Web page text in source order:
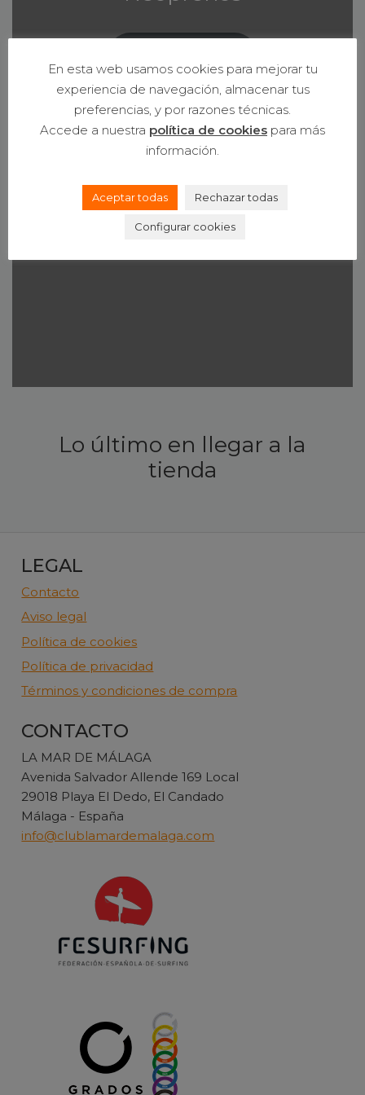
Lo último en llegar a la
tienda
LEGAL
Contacto
Aviso legal
Política de cookies
Política de privacidad
Términos y condiciones de compra
CONTACTO
LA MAR DE MÁLAGA
Avenida Salvador Allende 169 Local
29018 Playa El Dedo, El Candado
Málaga - España
info@clublamardemalaga.com
En esta web usamos cookies para mejorar tu
experiencia de navegación, almacenar tus
preferencias, y por razones técnicas.
Accede a nuestra política de cookies para más
información.
Aceptar todas Rechazar todas
Configurar cookies